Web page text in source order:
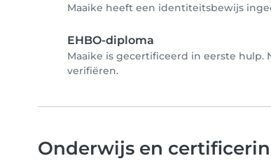
Maaike heeft een identiteitsbewijs
EHBO-diploma
Maaike is gecertificeerd in eerste
verifiëren.
Onderwijs en